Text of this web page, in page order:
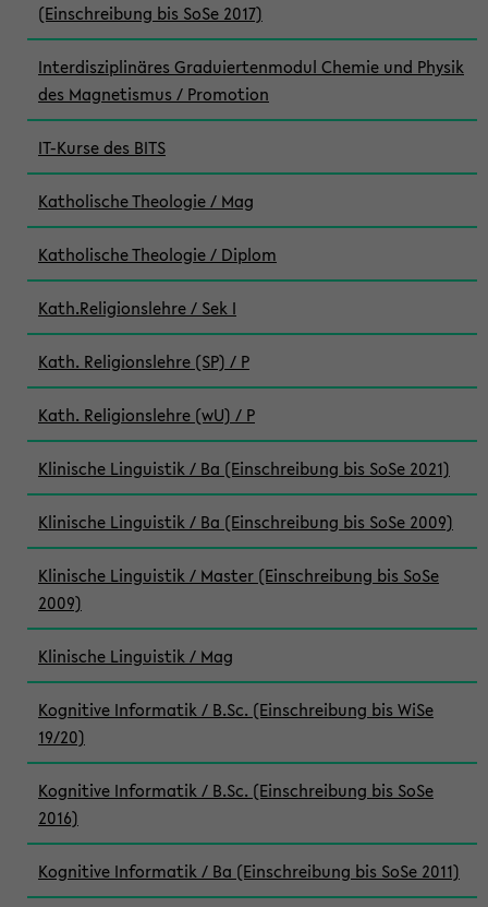
(Einschreibung bis SoSe 2017)
Interdisziplinäres Graduiertenmodul Chemie und Physik
des Magnetismus / Promotion
IT-Kurse des BITS
Katholische Theologie / Mag
Katholische Theologie / Diplom
Kath.Religionslehre / Sek I
Kath. Religionslehre (SP) / P
Kath. Religionslehre (wU) / P
Klinische Linguistik / Ba (Einschreibung bis SoSe 2021)
Klinische Linguistik / Ba (Einschreibung bis SoSe 2009)
Klinische Linguistik / Master (Einschreibung bis SoSe
2009)
Klinische Linguistik / Mag
Kognitive Informatik / B.Sc. (Einschreibung bis WiSe
19/20)
Kognitive Informatik / B.Sc. (Einschreibung bis SoSe
2016)
Kognitive Informatik / Ba (Einschreibung bis SoSe 2011)